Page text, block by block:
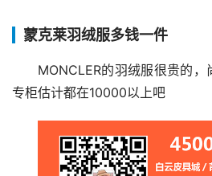
蒙克莱羽绒服多钱一件
MONCLER的羽绒服很贵的
专柜估计都在10000以上吧